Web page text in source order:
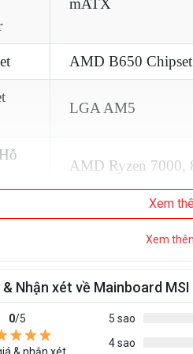
mATX
AMD B650 Chipset
LGA AM5
AMD Ryzen 7000,
4x DDR5 DIMM
tối
256GB
Xem
Xem
Nhận xét về Mainboard MSI
0/5
& nhận xét
5 sao
4 sao